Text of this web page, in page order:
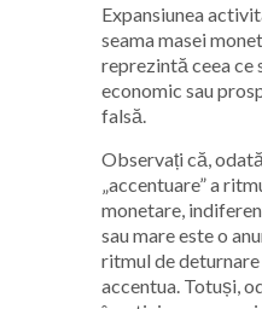
Expansiunea
seama masei
reprezintă ceea ce
economic sau
falsă.
Observați că,
„accentuare” a
monetare,
sau mare este o
ritmul de deturnare
accentua. Totuși,